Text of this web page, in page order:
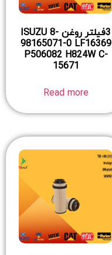
3فیلتر روغن ISUZU 8-
98165071-0 LF16369
P506082 H824W C-
15671
Read more